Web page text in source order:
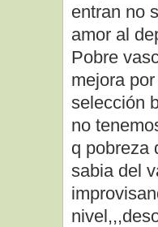
entran no
amor al
Pobre
mejora
selección
no
q pobreza
sabia del